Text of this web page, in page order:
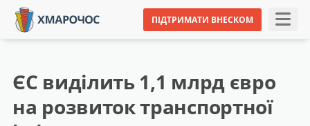
ПІДТРИМАТИ ВНЕСКОМ
ЄС виділить 1,1 млрд євро
на розвиток транспортної